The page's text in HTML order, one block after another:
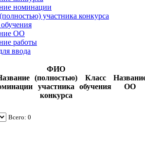
номинации
участника конкурса
ОО
работы
ввода
ФИО
(полностью)
участника
конкурса
Класс
обучения
ОО
Всего: 0